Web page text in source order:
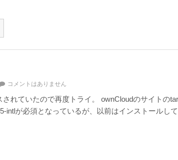
コメントはありません
れていたので再度トライ。 ownCloudのサイトの
intlが必須となっているが、以前はインストールして